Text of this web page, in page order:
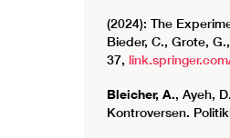
(2024): The
Bieder, C., Grote,
37,
Bleicher, A., Ayeh,
Kontroversen.